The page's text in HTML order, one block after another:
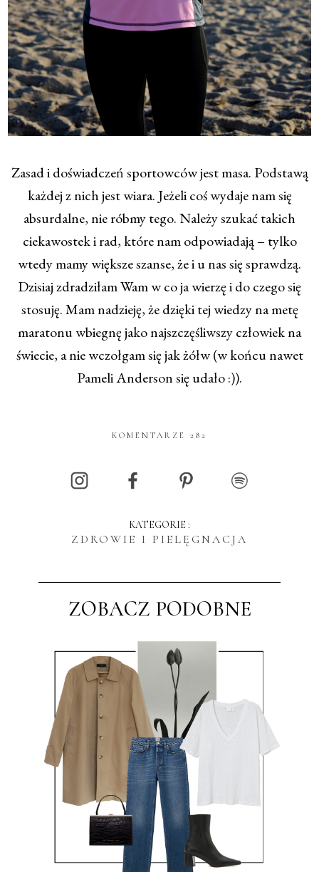
Zasad i doświadczeń sportowców jest masa. Podstawą
każdej z nich jest wiara. Jeżeli coś wydaje nam się
absurdalne, nie róbmy tego. Należy szukać takich
ciekawostek i rad, które nam odpowiadają – tylko
wtedy mamy większe szanse, że i u nas się sprawdzą.
Dzisiaj zdradziłam Wam w co ja wierzę i do czego się
stosuję. Mam nadzieję, że dzięki tej wiedzy na metę
maratonu wbiegnę jako najszczęśliwszy człowiek na
świecie, a nie wczołgam się jak żółw (w końcu nawet
Pameli Anderson się udało :)).
KOMENTARZE 282
KATEGORIE :
ZDROWIE I PIELĘGNACJA
ZOBACZ PODOBNE